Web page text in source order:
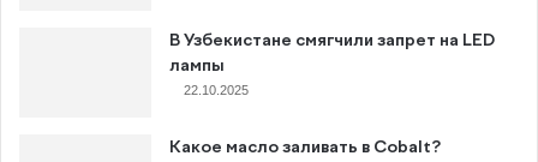
В Узбекистане смягчили запрет на LED
лампы
22.10.2025
Какое масло заливать в Cobalt?